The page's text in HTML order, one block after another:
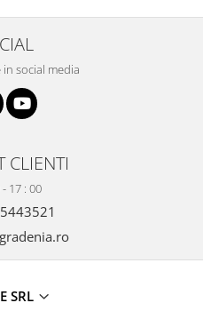
social media
CLIENTI
17 : 00
SRL